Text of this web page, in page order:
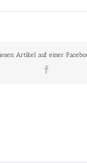
Artikel auf einer